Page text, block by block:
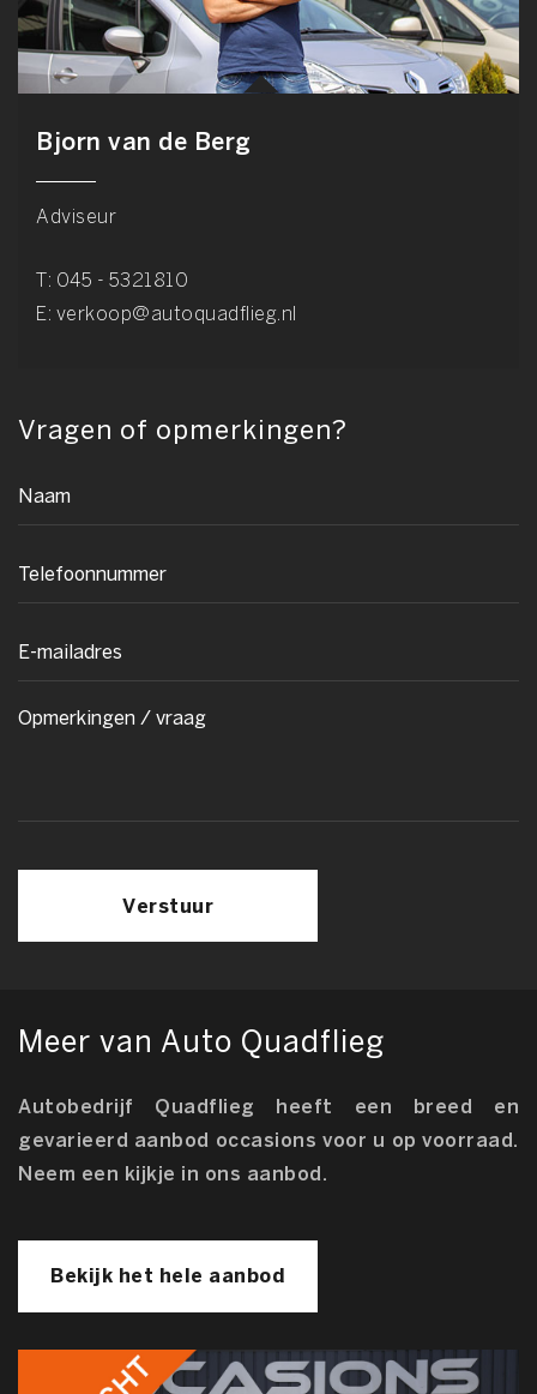
Bjorn van de Berg
Adviseur
T: 045 - 5321810
E: verkoop@autoquadflieg.nl
Vragen of opmerkingen?
Verstuur
Meer van Auto Quadflieg
Autobedrijf Quadflieg heeft een breed en
gevarieerd aanbod occasions voor u op voorraad.
Neem een kijkje in ons aanbod.
Bekijk het hele aanbod